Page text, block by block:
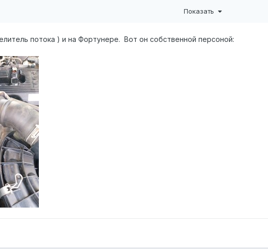
Показать
потока ) и на Фортунере. Вот он собственной персоной: